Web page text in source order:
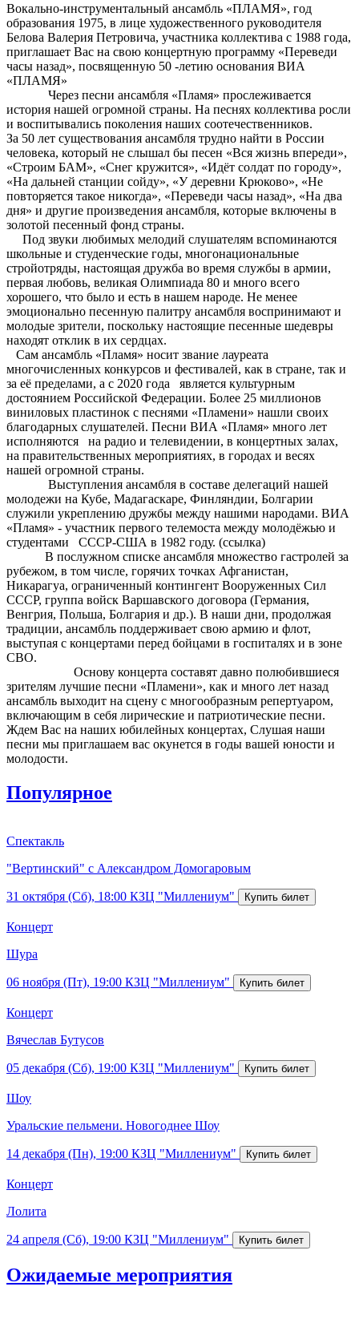
Вокально-инструментальный ансамбль «ПЛАМЯ», год
образования 1975, в лице художественного руководителя
Белова Валерия Петровича, участника коллектива с 1988 года,
приглашает Вас на свою концертную программу «Переведи
часы назад», посвященную 50 -летию основания ВИА
«ПЛАМЯ»
Через песни ансамбля «Пламя» прослеживается
история нашей огромной страны. На песнях коллектива росли
и воспитывались поколения наших соотечественников.
За 50 лет существования ансамбля трудно найти в России
человека, который не слышал бы песен «Вся жизнь впереди»,
«Строим БАМ», «Снег кружится», «Идёт солдат по городу»,
«На дальней станции сойду», «У деревни Крюково», «Не
повторяется такое никогда», «Переведи часы назад», «На два
дня» и другие произведения ансамбля, которые включены в
золотой песенный фонд страны.
Под звуки любимых мелодий слушателям вспоминаются
школьные и студенческие годы, многонациональные
стройотряды, настоящая дружба во время службы в армии,
первая любовь, великая Олимпиада 80 и много всего
хорошего, что было и есть в нашем народе. Не менее
эмоционально песенную палитру ансамбля воспринимают и
молодые зрители, поскольку настоящие песенные шедевры
находят отклик в их сердцах.
Сам ансамбль «Пламя» носит звание лауреата
многочисленных конкурсов и фестивалей, как в стране, так и
за её пределами, а с 2020 года является культурным
достоянием Российской Федерации. Более 25 миллионов
виниловых пластинок с песнями «Пламени» нашли своих
благодарных слушателей. Песни ВИА «Пламя» много лет
исполняются на радио и телевидении, в концертных залах,
на правительственных мероприятиях, в городах и весях
нашей огромной страны.
Выступления ансамбля в составе делегаций нашей
молодежи на Кубе, Мадагаскаре, Финляндии, Болгарии
служили укреплению дружбы между нашими народами. ВИА
«Пламя» - участник первого телемоста между молодёжью и
студентами СССР-США в 1982 году. (ссылка)
В послужном списке ансамбля множество гастролей за
рубежом, в том числе, горячих точках Афганистан,
Никарагуа, ограниченный контингент Вооруженных Сил
СССР, группа войск Варшавского договора (Германия,
Венгрия, Польша, Болгария и др.). В наши дни, продолжая
традиции, ансамбль поддерживает свою армию и флот,
выступая с концертами перед бойцами в госпиталях и в зоне
СВО.
Основу концерта составят давно полюбившиеся
зрителям лучшие песни «Пламени», как и много лет назад
ансамбль выходит на сцену с многообразным репертуаром,
включающим в себя лирические и патриотические песни.
Ждем Вас на наших юбилейных концертах, Слушая наши
песни мы приглашаем вас окунется в годы вашей юности и
молодости.
Популярное
Спектакль
"Вертинский" с Александром Домогаровым
31 октября (Сб), 18:00 КЗЦ "Миллениум"
Концерт
Шура
06 ноября (Пт), 19:00 КЗЦ "Миллениум"
Концерт
Вячеслав Бутусов
05 декабря (Сб), 19:00 КЗЦ "Миллениум"
Шоу
Уральские пельмени. Новогоднее Шоу
14 декабря (Пн), 19:00 КЗЦ "Миллениум"
Концерт
Лолита
24 апреля (Сб), 19:00 КЗЦ "Миллениум"
Ожидаемые мероприятия